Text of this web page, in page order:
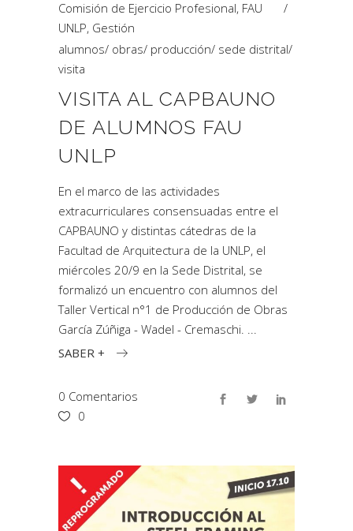
Comisión de Ejercicio Profesional, FAU
UNLP, Gestión
alumnos/ obras/ producción/ sede distrital/
visita
VISITA AL CAPBAUNO
DE ALUMNOS FAU
UNLP
En el marco de las actividades
extracurriculares consensuadas entre el
CAPBAUNO y distintas cátedras de la
Facultad de Arquitectura de la UNLP, el
miércoles 20/9 en la Sede Distrital, se
formalizó un encuentro con alumnos del
Taller Vertical n°1 de Producción de Obras
García Zúñiga - Wadel - Cremaschi.
SABER +
0 Comentarios
0